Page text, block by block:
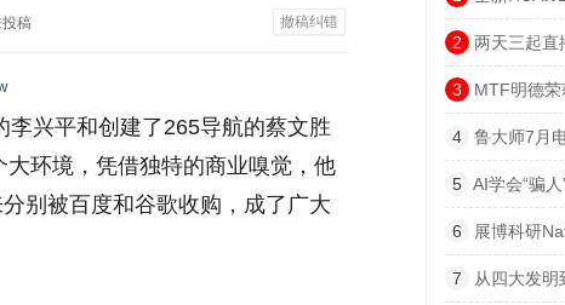
稿 撤稿纠错
兴平和创建了265导航的蔡文胜
环境，凭借独特的商业嗅觉，他
别被百度和谷歌收购，成了广大
师发布 巨幕书
2 两天三起直
索”
3 MTF明德荣
出卓越赞助商”
4 鲁大师7月
首，首驱黑马
5 AI学会“骗
源项目植入恶
6 展博科研
度解码小细胞
7 从四大发